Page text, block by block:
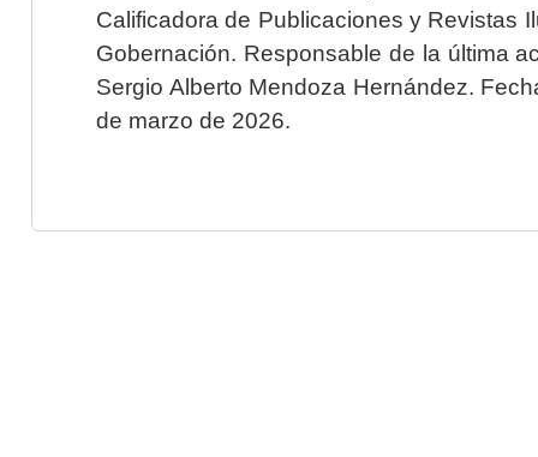
Calificadora de Publicaciones y Revistas
Gobernación. Responsable de la última
Sergio Alberto Mendoza Hernández.
de marzo de 2026.